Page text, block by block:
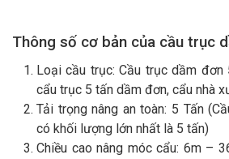
Thông số cơ bản của cầu trục
Loại cầu trục: Cầu trục dầm đơn
cẩu trục 5 tấn dầm đơn, cẩu nhà
Tải trọng nâng an toàn: 5 Tấn
có khối lượng lớn nhất là 5 tấn)
Chiều cao nâng móc cẩu: 6m –